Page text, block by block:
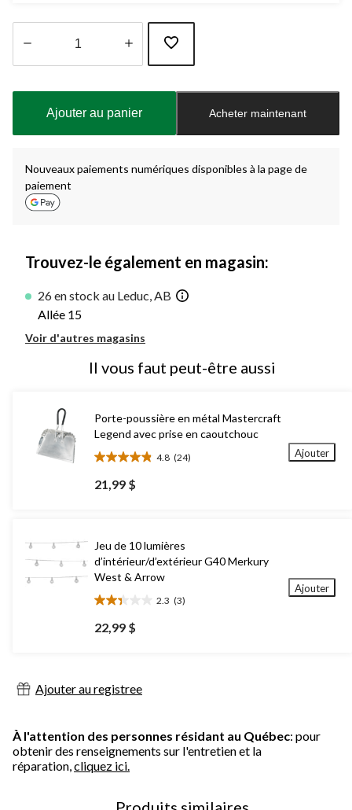
à
Ajouter au panier Acheter maintenant
Nouveaux paiements numériques disponibles à la page de
paiement
Trouvez-le également en magasin:
26 en stock au Leduc, AB
Allée 15
Voir d'autres magasins
Il vous faut peut-être aussi
Porte-poussière en métal Mastercraft
Legend avec prise en caoutchouc
4.8 (24)
4.8
étoile(s)
sur
évaluations
21,99 $
Ajouter
Jeu de 10 lumières
d’intérieur/d’extérieur G40 Merkury
West & Arrow
2.3 (3)
2.3
étoile(s)
sur
évaluations
22,99 $
Ajouter
Ajouter au registree
À l'attention des personnes résidant au Québec: pour
obtenir des renseignements sur l'entretien et la
réparation,cliquez ici.